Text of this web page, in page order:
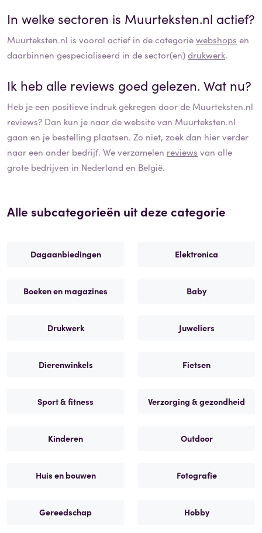
In welke sectoren is Muurteksten.nl actief?
Muurteksten.nl is vooral actief in de categoriewebshops en
daarbinnen gespecialiseerd in de sector(en)drukwerk.
Ik heb alle reviews goed gelezen. Wat nu?
Heb je een positieve indruk gekregen door de Muurteksten.nl
reviews? Dan kun je naar de website van Muurteksten.nl
gaan en je bestelling plaatsen. Zo niet, zoek dan hier verder
naar een ander bedrijf. We verzamelen reviews van alle
grote bedrijven in Nederland en België.
Alle subcategorieën uit deze categorie
Dagaanbiedingen Elektronica
Boeken en magazines Baby
Drukwerk Juweliers
Dierenwinkels Fietsen
Sport & fitness Verzorging & gezondheid
Kinderen Outdoor
Huis en bouwen Fotografie
Gereedschap Hobby